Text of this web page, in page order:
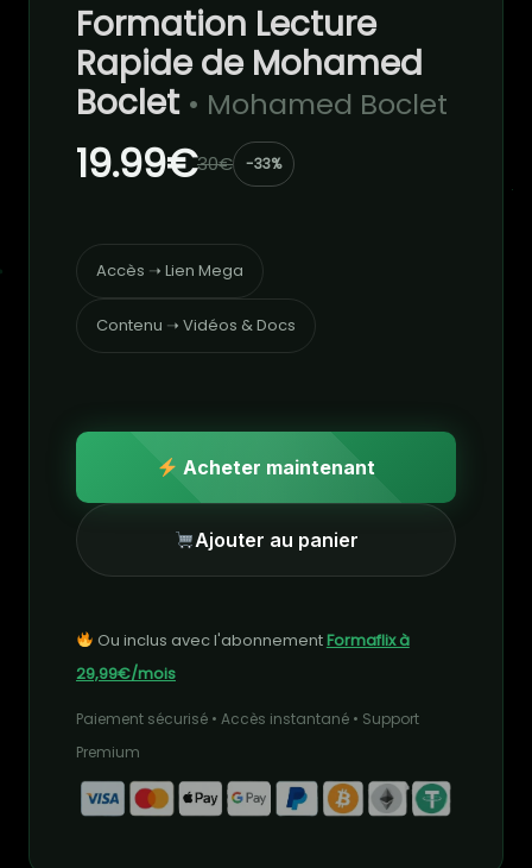
Formation Lecture
Rapide de Mohamed
Boclet • Mohamed Boclet
19.99€30€ -33%
Accès ➝ Lien Mega
Contenu ➝ Vidéos & Docs
Acheter maintenant
Ajouter au panier
Ou inclus avec l'abonnementFormaflix à
29,99€/mois
Paiement sécurisé • Accès instantané • Support
Premium